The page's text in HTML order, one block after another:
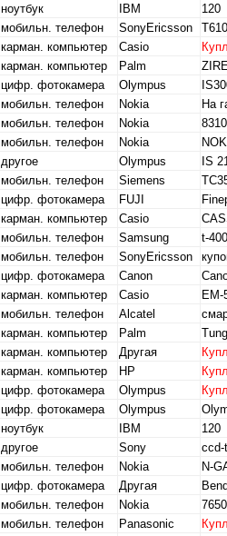
ноутбук IBM
120
мобильн. телефон SonyEricsson
T610
карман. компьютер Casio
карман. компьютер Palm
цифр. фотокамера Olympus
мобильн. телефон Nokia
На
мобильн. телефон Nokia
8310
мобильн. телефон Nokia
другое Olympus
IS
мобильн. телефон Siemens
цифр. фотокамера FUJI
карман. компьютер Casio
мобильн. телефон Samsung
t-400
мобильн. телефон SonyEricsson
цифр. фотокамера Canon
карман. компьютер Casio
EM-
мобильн. телефон Alcatel
карман. компьютер Palm
карман. компьютер Другая
карман. компьютер HP
цифр. фотокамера Olympus
цифр. фотокамера Olympus
ноутбук IBM
120
другое Sony
ccd-
мобильн. телефон Nokia
N-
цифр. фотокамера Другая
мобильн. телефон Nokia
мобильн. телефон Panasonic